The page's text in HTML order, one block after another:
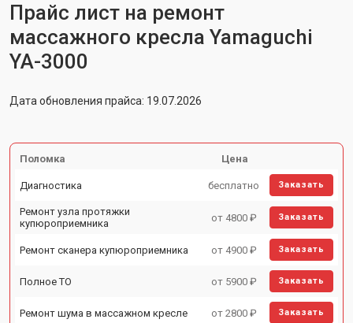
Прайс лист на ремонт
массажного кресла Yamaguchi
YA-3000
Дата обновления прайса: 19.07.2026
Поломка Цена
Диагностика бесплатно Заказать
Ремонт узла протяжки
купюроприемника
от 4800 ₽ Заказать
Ремонт сканера купюроприемника от 4900 ₽ Заказать
Полное ТО от 5900 ₽ Заказать
Ремонт шума в массажном кресле от 2800 ₽ Заказать